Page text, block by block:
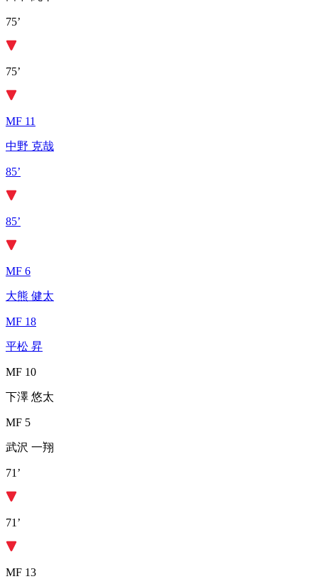
75’
75’
MF 11
中野 克哉
85’
85’
MF 6
大熊 健太
MF 18
平松 昇
MF 10
下澤 悠太
MF 5
武沢 一翔
71’
71’
MF 13